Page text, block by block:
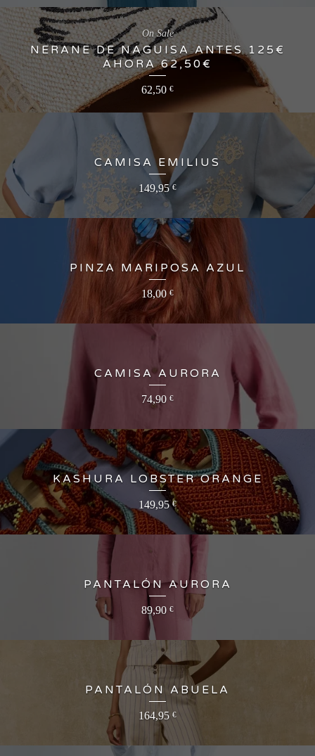
NERANE DE NAGUISA ANTES 125€
AHORA 62,50€
62,50 €
On Sale
CAMISA EMILIUS
149,95€
PINZA MARIPOSA AZUL
18,00 €
CAMISA AURORA
74,90 €
KASHURA LOBSTER ORANGE
149,95€
PANTALÓN AURORA
89,90 €
PANTALÓN ABUELA
164,95 €